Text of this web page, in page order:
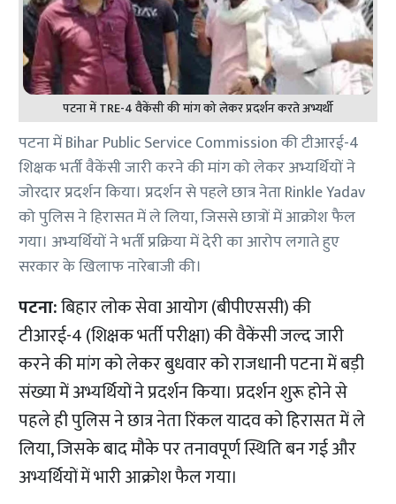
पटना में TRE-4 वैकेंसी की मांग को लेकर प्रदर्शन करते अभ्यर्थी
पटना में Bihar Public Service Commission की टीआरई-4
शिक्षक भर्ती वैकेंसी जारी करने की मांग को लेकर अभ्यर्थियों ने
जोरदार प्रदर्शन किया। प्रदर्शन से पहले छात्र नेता Rinkle Yadav
को पुलिस ने हिरासत में ले लिया, जिससे छात्रों में आक्रोश फैल
गया। अभ्यर्थियों ने भर्ती प्रक्रिया में देरी का आरोप लगाते हुए
सरकार के खिलाफ नारेबाजी की।
पटना:बिहार लोक सेवा आयोग (बीपीएससी) की
टीआरई-4 (शिक्षक भर्ती परीक्षा) की वैकेंसी जल्द जारी
करने की मांग को लेकर बुधवार को राजधानी पटना में बड़ी
संख्या में अभ्यर्थियों ने प्रदर्शन किया। प्रदर्शन शुरू होने से
पहले ही पुलिस ने छात्र नेता रिंकल यादव को हिरासत में ले
लिया, जिसके बाद मौके पर तनावपूर्ण स्थिति बन गई और
अभ्यर्थियों में भारी आक्रोश फैल गया।